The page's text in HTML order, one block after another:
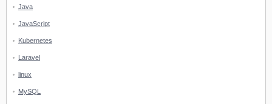
Java
JavaScript
Kubernetes
Laravel
linux
MySQL